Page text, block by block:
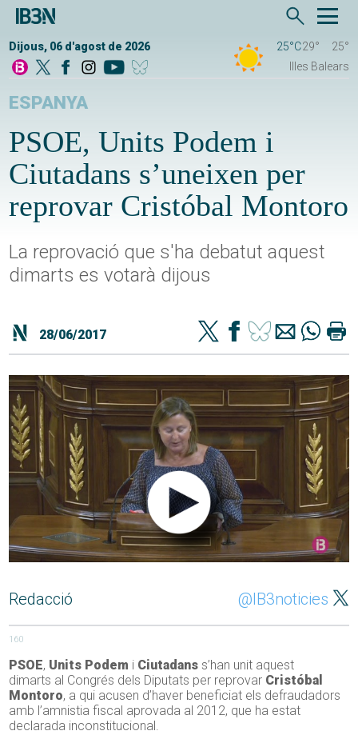
Dijous, 06 d'agost de 2026 25°C29°
25°
Illes Balears
ESPANYA
PSOE, Units Podem i
Ciutadans s’uneixen per
reprovar Cristóbal Montoro
La reprovació que s'ha debatut aquest
dimarts es votarà dijous
28/06/2017
Redacció @IB3noticies
160
PSOE, Units Podem i Ciutadans s’han unit aquest
dimarts al Congrés dels Diputats per reprovar Cristóbal
Montoro, a qui acusen d’haver beneficiat els defraudadors
amb l’amnistia fiscal aprovada al 2012, que ha estat
declarada inconstitucional.